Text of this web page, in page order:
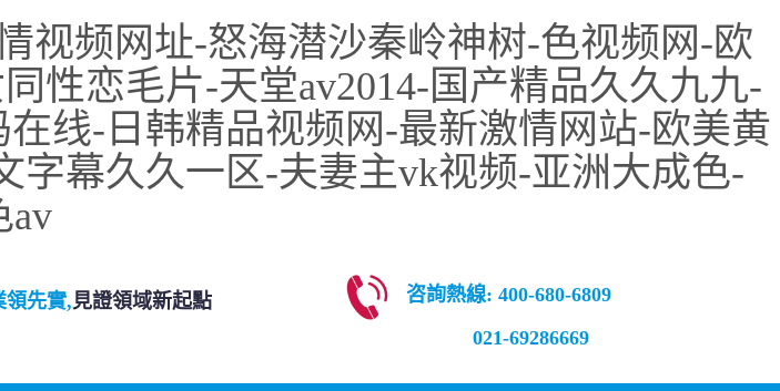
视频网址-怒海潜沙秦岭神树-色视频网-欧
性恋毛片-天堂av2014-国产精品久久九九-
线-日韩精品视频网-最新激情网站-欧美黄
字幕久久一区-夫妻主vk视频-亚洲大成色-
av
領先實,見證領域新起點
咨詢熱線: 400-680-6809
021-69286669